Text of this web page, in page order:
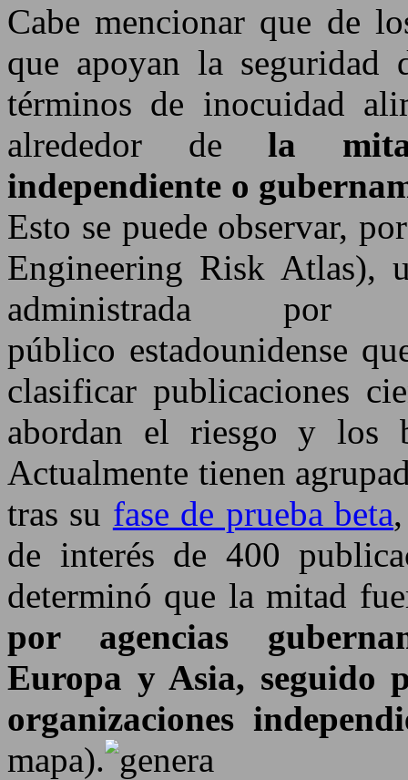
Cabe mencionar que de
que apoyan la
términos de inocuidad
alrededor de la
independiente o
Esto se puede observar,
Engineering Risk Atlas),
administrada
público estadounidense
clasificar publicaciones
abordan el riesgo y los
Actualmente tienen
tras su fase de prueba beta
de interés de 400
determinó que la mitad
por agencias
Europa y Asia, seguido
organizaciones
mapa).